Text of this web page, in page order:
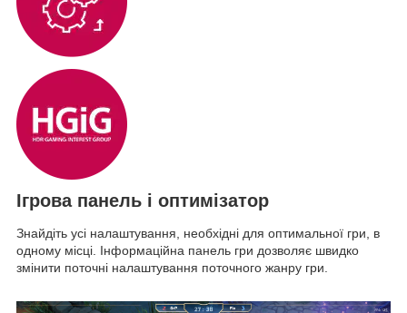
Ігрова панель і оптимізатор
Знайдіть усі налаштування, необхідні для оптимальної гри, в
одному місці. Інформаційна панель гри дозволяє швидко
змінити поточні налаштування поточного жанру гри.